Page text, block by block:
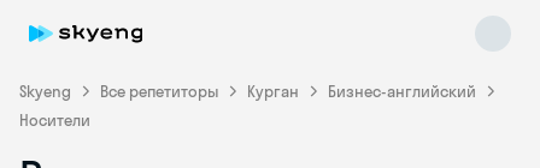
Skyeng Все репетиторы Курган
Бизнес-английский
Носители